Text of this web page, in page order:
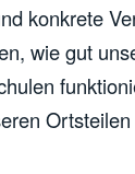
konkrete
wie gut
Ortsteilen